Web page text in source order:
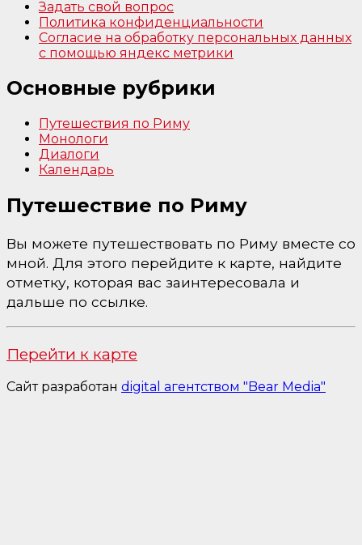
Задать свой вопрос
Политика конфиденциальности
Согласие на обработку персональных данных
с помощью яндекс метрики
Основные рубрики
Путешествия по Риму
Монологи
Диалоги
Календарь
Путешествие по Риму
Вы можете путешествовать по Риму вместе со
мной. Для этого перейдите к карте, найдите
отметку, которая вас заинтересовала и
дальше по ссылке.
Перейти к карте
Сайт разработан digital агентством "Bear Media"